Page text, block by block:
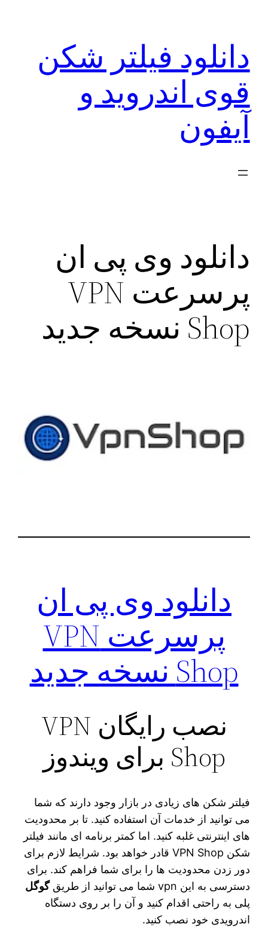
دانلود فیلتر شکن
قوی اندروید و
آیفون
دانلود وی پی ان
پرسرعت VPN
Shop نسخه جدید
دانلود وی پی ان
پرسرعت VPN
Shop نسخه جدید
نصب رایگان VPN
Shop برای ویندوز
فیلتر شکن های زیادی در بازار وجود دارند که شما
می‌ توانید از خدمات آن استفاده کنید. تا بر محدودیت
های اینترنتی غلبه کنید. اما کمتر برنامه ای مانند فیلتر
شکن VPN Shop قادر خواهد بود. شرایط لازم برای
دور زدن محدودیت‌ ها را برای شما فراهم کند. برای
دسترسی به این vpn شما می‌ توانید از طریق
گوگل
پلی به راحتی اقدام کنید و آن را بر روی دستگاه
اندرویدی خود نصب کنید.